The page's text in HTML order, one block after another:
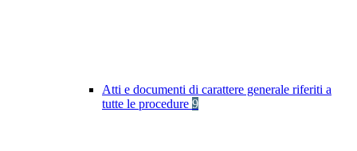
Atti e documenti di carattere generale riferiti a
tutte le procedure 9